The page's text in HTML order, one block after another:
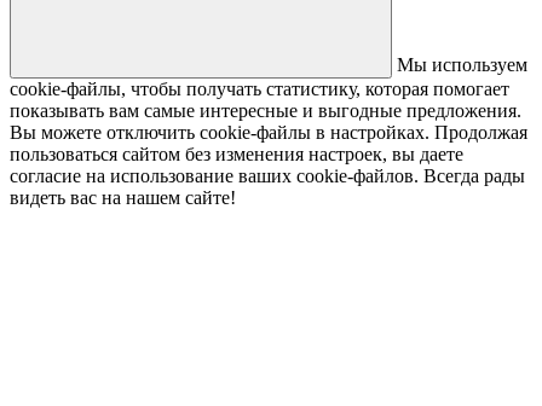
Мы используем
cookie-файлы, чтобы получать статистику, которая помогает
показывать вам самые интересные и выгодные предложения.
Вы можете отключить cookie-файлы в настройках. Продолжая
пользоваться сайтом без изменения настроек, вы даете
согласие на использование ваших cookie-файлов. Всегда рады
видеть вас на нашем сайте!